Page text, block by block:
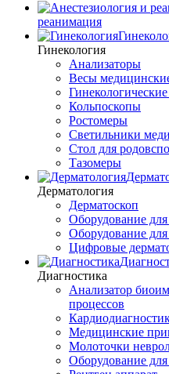
реанимация
Гинекология
Анализаторы
Весы
Гинекологические
Кольпоскопы
Ростомеры
Светильники
Стол для
Тазомеры
Дерматология
Дерматоскоп
Оборудование
Оборудование для
Цифровые
Диагностика
Анализатор
процессов
Медицинские
Молоточки
Оборудование